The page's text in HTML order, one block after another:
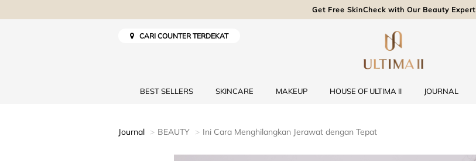
Get Free SkinCheck with Our Beauty Expert
CARI COUNTER TERDEKAT
BEST SELLERS SKINCARE MAKEUP HOUSE OF ULTIMA II JOURNAL
Journal BEAUTY Ini Cara Menghilangkan Jerawat dengan Tepat